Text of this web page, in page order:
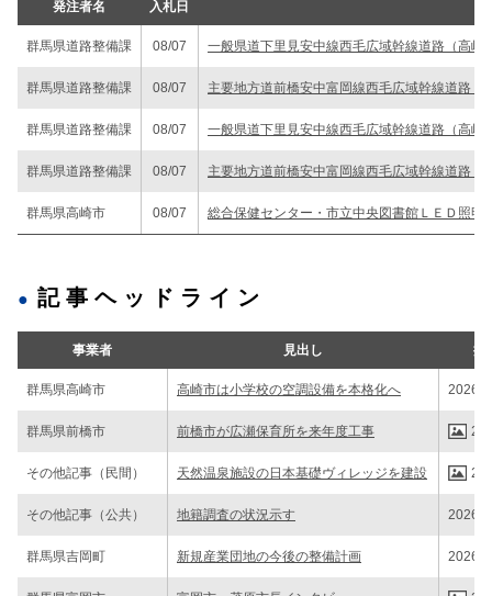
発注者名 入札日
群馬県道路整備課 08/07 一般県道下里見安中線西毛広域幹線道路（高
群馬県道路整備課 08/07 主要地方道前橋安中富岡線西毛広域幹線道路
群馬県道路整備課 08/07 一般県道下里見安中線西毛広域幹線道路（高
群馬県道路整備課 08/07 主要地方道前橋安中富岡線西毛広域幹線道路
群馬県高崎市 08/07 総合保健センター・市立中央図書館ＬＥＤ照明
記事ヘッドライン
事業者 見出し 掲
群馬県高崎市 高崎市は小学校の空調設備を本格化へ 2026/
群馬県前橋市 前橋市が広瀬保育所を来年度工事
その他記事（民間） 天然温泉施設の日本基礎ヴィレッジを建設
その他記事（公共） 地籍調査の状況示す 2026/
群馬県吉岡町 新規産業団地の今後の整備計画 2026/